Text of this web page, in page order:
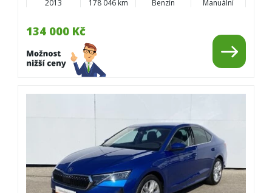
134 000 Kč
2013 178 046 km Benzín Manuální